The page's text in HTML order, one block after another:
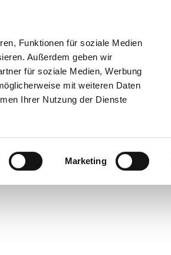
Funktionen für soziale Medien
Außerdem geben wir
für soziale Medien, Werbung
mit weiteren Daten
Ihrer Nutzung der Dienste
Marketing